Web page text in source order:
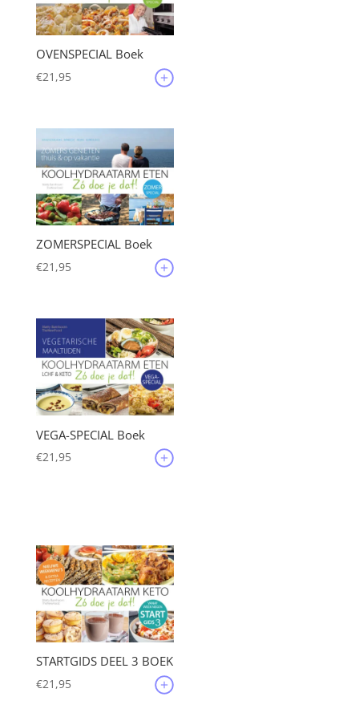
OVENSPECIAL Boek
€21,95
ZOMERSPECIAL Boek
€21,95
VEGA-SPECIAL Boek
€21,95
STARTGIDS DEEL 3 BOEK
€21,95